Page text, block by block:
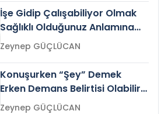
İşe Gidip Çalışabiliyor Olmak
Sağlıklı Olduğunuz Anlamına
Gelir mi?Zeynep GÜÇLÜCAN
Konuşurken “Şey” Demek
Erken Demans Belirtisi Olabilir
mi?
Zeynep GÜÇLÜCAN